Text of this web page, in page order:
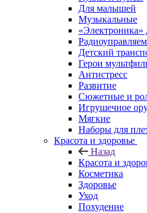
Для малышей
Музыкальные
«Электроника»
Детский
Герои
Антистресс
Развитие
Сюжетные и
Игрушечное
Мягкие
Наборы для
Красота и здоровье
Назад
Красота и
Косметика
Здоровье
Уход
Похудение